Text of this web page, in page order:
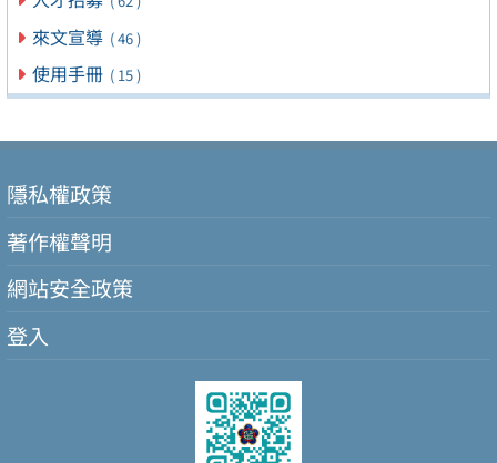
來文宣導 ( 46 )
使用手冊 ( 15 )
隱私權政策
著作權聲明
網站安全政策
登入